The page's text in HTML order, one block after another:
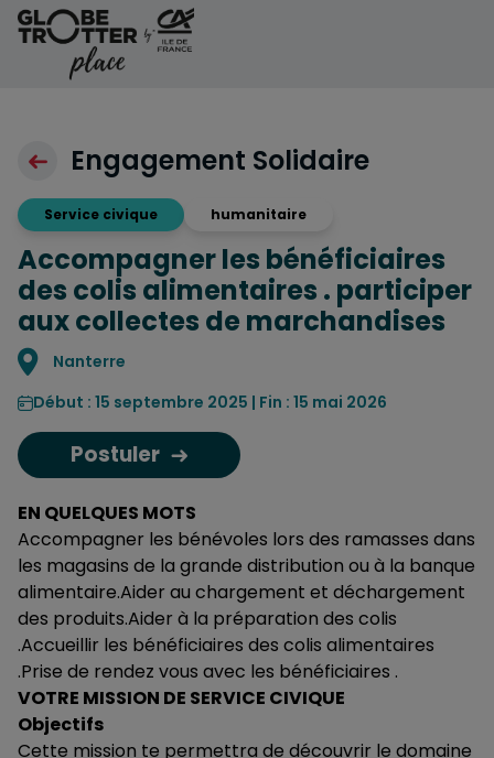
Aller au contenu
Engagement Solidaire
Service civique humanitaire
Accompagner les bénéficiaires
des colis alimentaires . participer
aux collectes de marchandises
Localisation
Nanterre
Début : 15 septembre 2025 | Fin : 15 mai 2026
Postuler
EN QUELQUES MOTS
Accompagner les bénévoles lors des ramasses dans
les magasins de la grande distribution ou à la banque
alimentaire.Aider au chargement et déchargement
des produits.Aider à la préparation des colis
.Accueillir les bénéficiaires des colis alimentaires
.Prise de rendez vous avec les bénéficiaires .
VOTRE MISSION DE SERVICE CIVIQUE
Objectifs
Cette mission te permettra de découvrir le domaine